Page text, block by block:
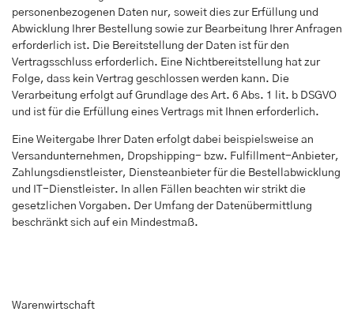
personenbezogenen Daten nur, soweit dies zur Erfüllung und
Abwicklung Ihrer Bestellung sowie zur Bearbeitung Ihrer Anfragen
erforderlich ist. Die Bereitstellung der Daten ist für den
Vertragsschluss erforderlich. Eine Nichtbereitstellung hat zur
Folge, dass kein Vertrag geschlossen werden kann. Die
Verarbeitung erfolgt auf Grundlage des Art. 6 Abs. 1 lit. b DSGVO
und ist für die Erfüllung eines Vertrags mit Ihnen erforderlich.
Eine Weitergabe Ihrer Daten erfolgt dabei beispielsweise an
Versandunternehmen, Dropshipping- bzw. Fulfillment-Anbieter,
Zahlungsdienstleister, Diensteanbieter für die Bestellabwicklung
und IT-Dienstleister. In allen Fällen beachten wir strikt die
gesetzlichen Vorgaben. Der Umfang der Datenübermittlung
beschränkt sich auf ein Mindestmaß.
Warenwirtschaft